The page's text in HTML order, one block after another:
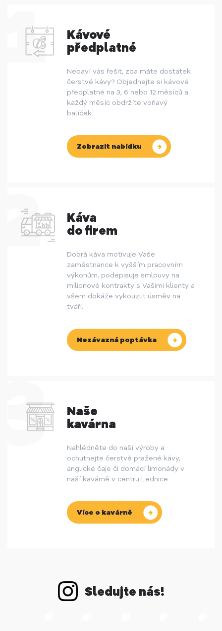
Kávové
předplatné
Nebaví vás řešit, zda máte dostatek
čerstvé kávy? Objednejte si kávové
předplatné na 3, 6 nebo 12 měsíců a
každý měsíc obdržíte voňavý
balíček.
Zobrazit nabídku
Káva
do firem
Dobrá káva motivuje Vaše
zaměstnance k vyšším pracovním
výkonům, podepisuje smlouvy na
milionové kontrakty s Vašimi klienty a
všem dokáže vykouzlit úsměv na
tváři.
Nezávazná poptávka
Naše
kavárna
Nahlédněte do naší výroby a
ochutnejte čerstvě pražené kávy,
anglické čaje či domácí limonády v
naší kavárně v centru Lednice.
Více o kavárně
Sledujte nás!